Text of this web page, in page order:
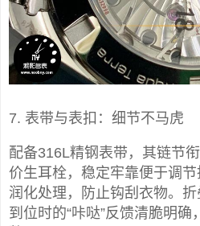
7. 表带与表扣：细节不马虎
配备316L精钢表带，其链节
价生耳栓，稳定牢靠便于调
润化处理，防止钩刮衣物。
到位时的“咔哒”反馈清脆明